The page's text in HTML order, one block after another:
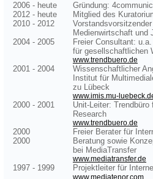
2006 - heute
Gründung:
2012 - heute
Mitglied des
2010 - 2012
Medienwirtschaft und
2004 - 2005
Freier Consultant:
für gesellschaftlichen
www.trendbuero.de
2001 - 2004
Wissenschaftlicher
Institut für
zu Lübeck
www.imis.mu-
2000 - 2001
Unit-Leiter: Trendbüro
Research
www.trendbuero.de
2000
Freier Berater für
2000
Beratung sowie
bei MediaTransfer
www.mediatransfer.de
1997 - 1999 Projektleiter für
www.mediatenor.com